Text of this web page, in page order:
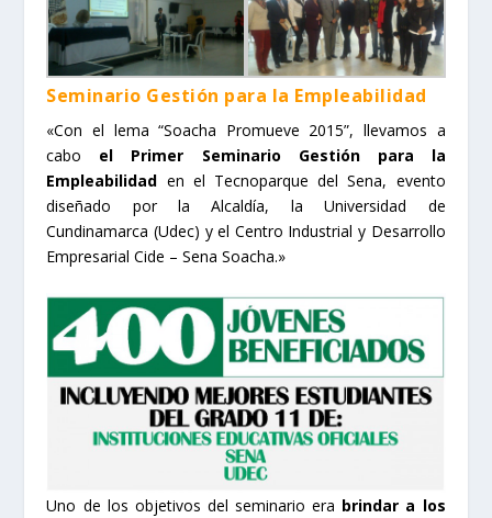
Seminario Gestión para la Empleabilidad
«Con el lema “Soacha Promueve 2015”, llevamos a
cabo el Primer Seminario Gestión para la
Empleabilidad en el Tecnoparque del Sena, evento
diseñado por la Alcaldía, la Universidad de
Cundinamarca (Udec) y el Centro Industrial y Desarrollo
Empresarial Cide – Sena Soacha.»
Uno de los objetivos del seminario era brindar a los